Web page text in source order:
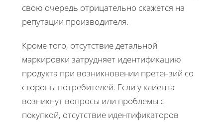
свою очередь отрицательно скажется на
репутации производителя.
Кроме того, отсутствие детальной
маркировки затрудняет идентификацию
продукта при возникновении претензий со
стороны потребителей. Если у клиента
возникнут вопросы или проблемы с
покупкой, отсутствие идентификаторов